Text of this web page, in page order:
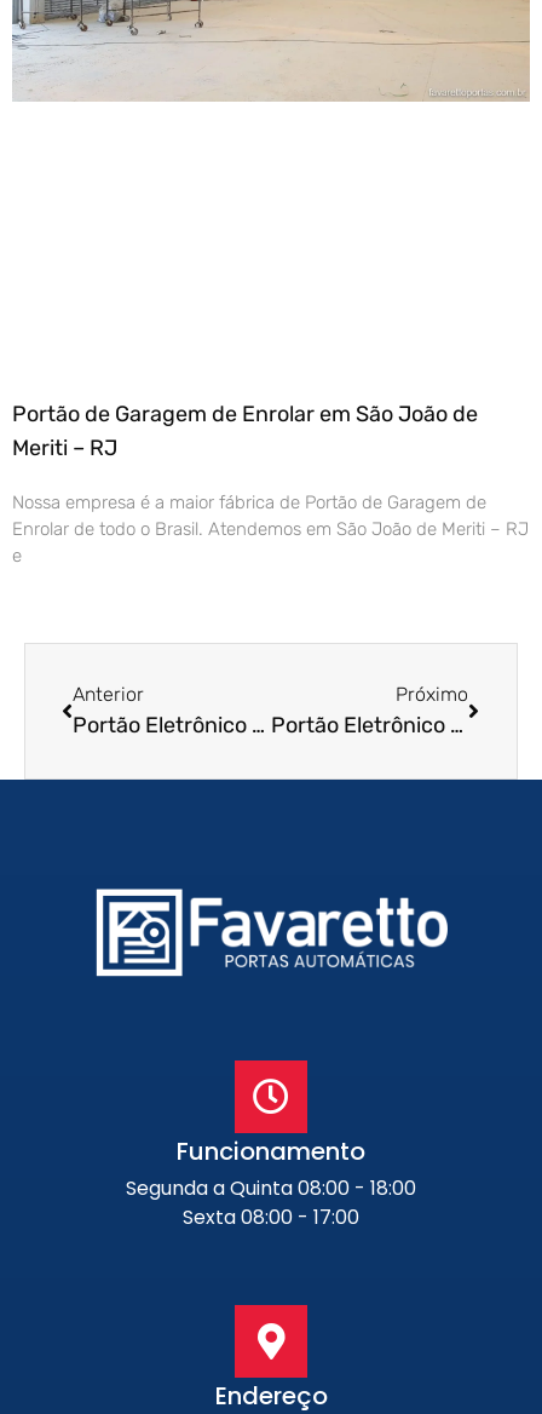
Portão de Garagem de Enrolar em São João de
Meriti – RJ
Nossa empresa é a maior fábrica de Portão de Garagem de
Enrolar de todo o Brasil. Atendemos em São João de Meriti – RJ
e
Anterior
Portão Eletrônico de Enrolar em Aracatuba – SP
Próximo
Portão Eletrônico de Enrolar em Manaus – AM
Funcionamento
Segunda a Quinta 08:00 - 18:00
Sexta 08:00 - 17:00
Endereço